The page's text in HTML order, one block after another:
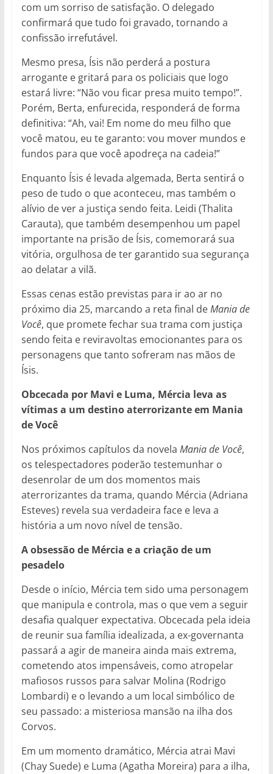
com um sorriso de satisfação. O delegado
confirmará que tudo foi gravado, tornando a
confissão irrefutável.
Mesmo presa, Ísis não perderá a postura
arrogante e gritará para os policiais que logo
estará livre: “Não vou ficar presa muito tempo!”.
Porém, Berta, enfurecida, responderá de forma
definitiva: “Ah, vai! Em nome do meu filho que
você matou, eu te garanto: vou mover mundos e
fundos para que você apodreça na cadeia!”
Enquanto Ísis é levada algemada, Berta sentirá o
peso de tudo o que aconteceu, mas também o
alívio de ver a justiça sendo feita. Leidi (Thalita
Carauta), que também desempenhou um papel
importante na prisão de Ísis, comemorará sua
vitória, orgulhosa de ter garantido sua segurança
ao delatar a vilã.
Essas cenas estão previstas para ir ao ar no
próximo dia 25, marcando a reta final deMania de
Você, que promete fechar sua trama com justiça
sendo feita e reviravoltas emocionantes para os
personagens que tanto sofreram nas mãos de
Ísis.
Obcecada por Mavi e Luma, Mércia leva as
vítimas a um destino aterrorizante em Mania
de Você
Nos próximos capítulos da novela Mania de Você,
os telespectadores poderão testemunhar o
desenrolar de um dos momentos mais
aterrorizantes da trama, quando Mércia (Adriana
Esteves) revela sua verdadeira face e leva a
história a um novo nível de tensão.
A obsessão de Mércia e a criação de um
pesadelo
Desde o início, Mércia tem sido uma personagem
que manipula e controla, mas o que vem a seguir
desafia qualquer expectativa. Obcecada pela ideia
de reunir sua família idealizada, a ex-governanta
passará a agir de maneira ainda mais extrema,
cometendo atos impensáveis, como atropelar
mafiosos russos para salvar Molina (Rodrigo
Lombardi) e o levando a um local simbólico de
seu passado: a misteriosa mansão na ilha dos
Corvos.
Em um momento dramático, Mércia atrai Mavi
(Chay Suede) e Luma (Agatha Moreira) para a ilha,